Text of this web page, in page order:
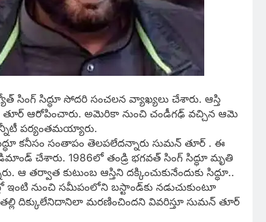
సింగ్​ సిద్ధూ సోదరి సంచలన వ్యాఖ్యలు చేశారు. ఆస్తి
తూర్ ఆరోపించారు. అమెరికా నుంచి చండీగఢ్​ వచ్చిన ఆమె
పర్యంతమయ్యారు.
కనీసం సంతాపం తెలపలేదన్నారు సుమన్ తూర్ . ఈ
చేశారు. 1986లో తండ్రి భగవత్​ సింగ్​ సిద్ధూ మృతి
కుటుంబ ఆస్తిని దక్కించుకునేందుకు సిద్ధూ..
నుంచి సమీపంలోని బస్టాండ్​కు నడుచుకుంటూ
తల్లి దిక్కులేనిదానిలా మరణించిందని వివరిస్తూ సుమన్ తూర్